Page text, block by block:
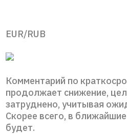
EUR/RUB
Комментарий по
продолжает снижение,
затруднено, учитывая
Скорее всего, в
будет.